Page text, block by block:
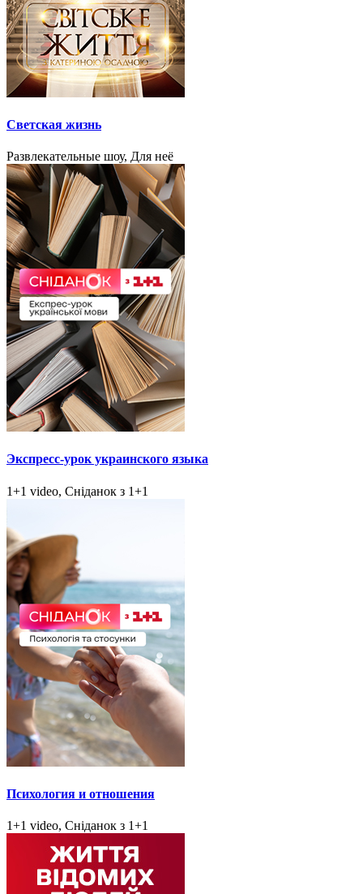
Светская жизнь
Развлекательные шоу, Для неё
Экспресс-урок украинского языка
1+1 video, Сніданок з 1+1
Психология и отношения
1+1 video, Сніданок з 1+1